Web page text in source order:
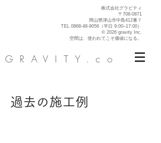
GRAVITY.co
株式会社グラビティ
〒708-0871
岡山県津山市中島412番７
TEL 0868-48-9056 （平日 9:00–17:00）
© 2026 gravity Inc.
空間は、使われてこそ価値になる。
過去の施工例